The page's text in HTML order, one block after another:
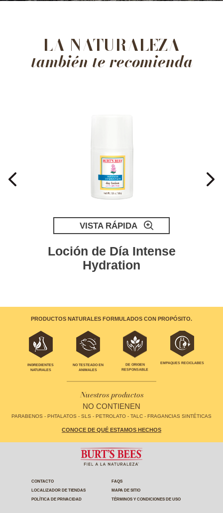
LA NATURALEZA
también te recomienda
VISTA RÁPIDA
Loción de Día Intense
Hydration
PRODUCTOS NATURALES FORMULADOS CON PROPÓSITO.
INGREDIENTES
NATURALES
NO TESTEADO EN
ANIMALES
DE ORIGEN
RESPONSABLE
EMPAQUES RECICLABES
Nuestros productos
NO CONTIENEN
PARABENOS - PHTALATOS - SLS - PETROLATO - TALC - FRAGANCIAS SINTÉTICAS
CONOCE DE QUÉ ESTAMOS HECHOS
CONTACTO
FAQS
LOCALIZADOR DE TIENDAS
MAPA DE SITIO
POLÍTICA DE PRIVACIDAD
TÉRMINOS Y CONDICIONES DE USO